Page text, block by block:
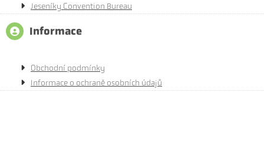
Jeseníky Convention Bureau
Informace
Obchodní podmínky
Informace o ochraně osobních údajů